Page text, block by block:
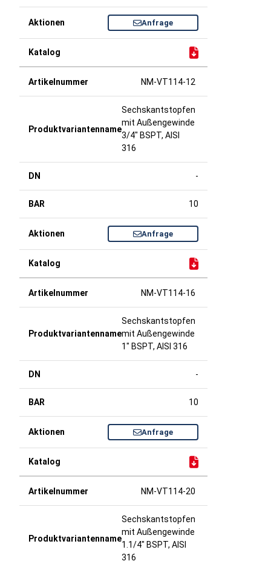
Anfrage
NM-VT114-12
Sechskantstopfen
mit Außengewinde
3/4" BSPT, AISI
316
-
10
Anfrage
NM-VT114-16
Sechskantstopfen
mit Außengewinde
1" BSPT, AISI 316
-
10
Anfrage
NM-VT114-20
Sechskantstopfen
mit Außengewinde
1.1/4" BSPT, AISI
316